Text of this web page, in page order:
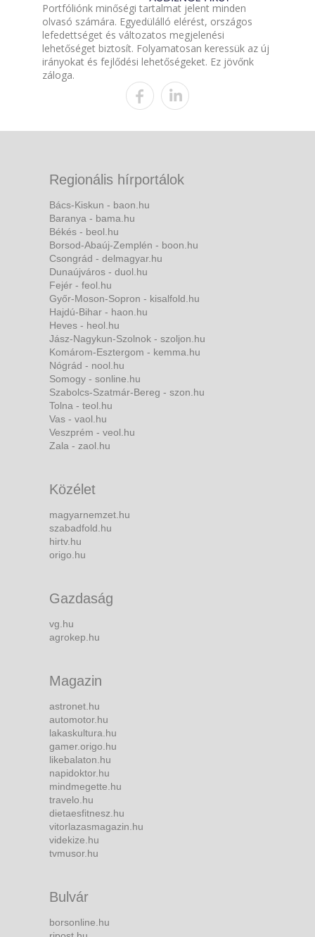
Portfóliónk minőségi tartalmat jelent minden
olvasó számára. Egyedülálló elérést, országos
lefedettséget és változatos megjelenési
lehetőséget biztosít. Folyamatosan keressük az új
irányokat és fejlődési lehetőségeket. Ez jövőnk
záloga.
Regionális hírportálok
Bács-Kiskun - baon.hu
Baranya - bama.hu
Békés - beol.hu
Borsod-Abaúj-Zemplén - boon.hu
Csongrád - delmagyar.hu
Dunaújváros - duol.hu
Fejér - feol.hu
Győr-Moson-Sopron - kisalfold.hu
Hajdú-Bihar - haon.hu
Heves - heol.hu
Jász-Nagykun-Szolnok - szoljon.hu
Komárom-Esztergom - kemma.hu
Nógrád - nool.hu
Somogy - sonline.hu
Szabolcs-Szatmár-Bereg - szon.hu
Tolna - teol.hu
Vas - vaol.hu
Veszprém - veol.hu
Zala - zaol.hu
Közélet
magyarnemzet.hu
szabadfold.hu
hirtv.hu
origo.hu
Gazdaság
vg.hu
agrokep.hu
Magazin
astronet.hu
automotor.hu
lakaskultura.hu
gamer.origo.hu
likebalaton.hu
napidoktor.hu
mindmegette.hu
travelo.hu
dietaesfitnesz.hu
vitorlazasmagazin.hu
videkize.hu
tvmusor.hu
Bulvár
borsonline.hu